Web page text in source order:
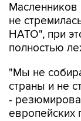
Масленников
не
HATO", при
полностью
"Мы не
страны и не
-